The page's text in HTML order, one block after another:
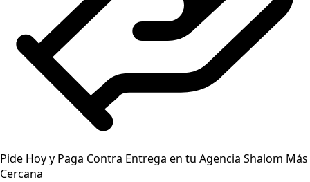
Pide Hoy y Paga Contra Entrega en tu Agencia Shalom Más
Cercana